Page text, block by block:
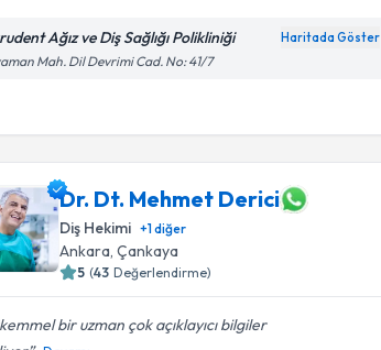
Ağız ve Diş Sağlığı Polikliniği Haritada Göster
Mah. Dil Devrimi Cad. No: 41/7
Dr. Dt. Mehmet Derici
Diş Hekimi +1diğer
Ankara , Çankaya
5 (43 Değerlendirme)
bir uzman çok açıklayıcı bilgiler